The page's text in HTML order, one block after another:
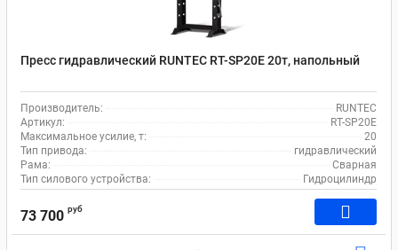
Пресс гидравлический RUNTEC RT-SP20E 20т, напольный
Производитель:
RUNTEC
Артикул:
RT-SP20E
Максимальное усилие, т:
20
Тип привода:
гидравлический
Рама:
Сварная
Тип силового устройства:
Гидроцилиндр
73 700 руб